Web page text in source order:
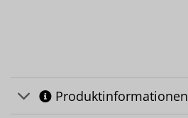
Produktinformationen